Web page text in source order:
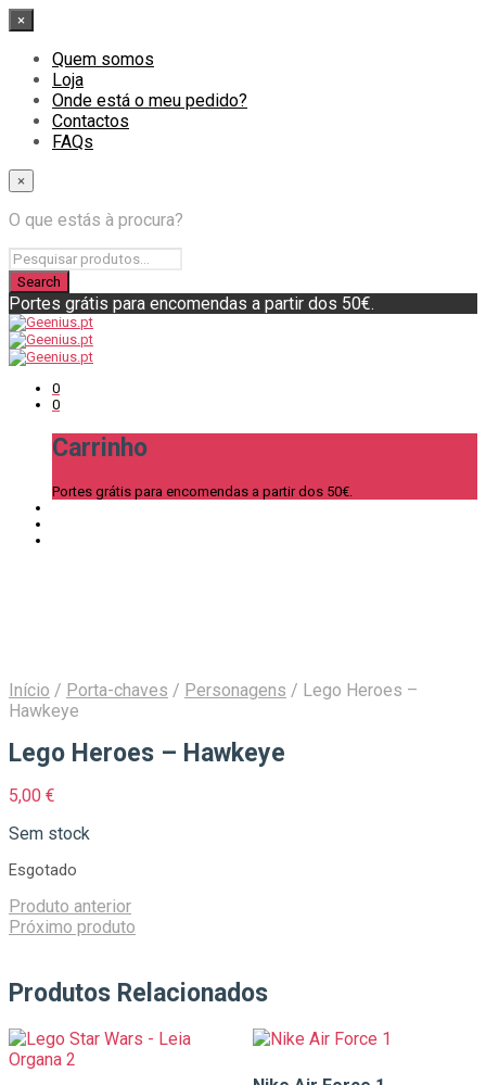
×
Quem somos
Loja
Onde está o meu pedido?
Contactos
FAQs
×
O que estás à procura?
Portes grátis para encomendas a partir dos 50€.
0
0
Carrinho
Portes grátis para encomendas a partir dos 50€.
Início / Porta-chaves / Personagens / Lego Heroes –
Hawkeye
Lego Heroes – Hawkeye
5,00 €
Sem stock
Esgotado
Produto anterior
Próximo produto
Produtos Relacionados